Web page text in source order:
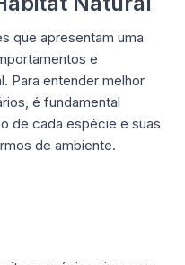
que apresentam uma
e
Para entender melhor
é fundamental
de cada espécie e suas
de ambiente.